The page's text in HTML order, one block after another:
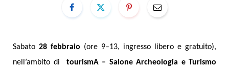
Sabato 28 febbraio (ore 9–13, ingresso libero e gratuito),
nell’ambito di tourismA– Salone Archeologia e Turismo